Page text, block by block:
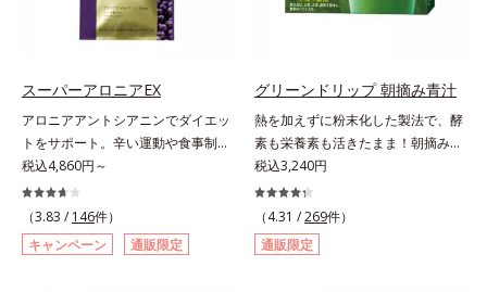
キ、あなたらしい表情をサポートす
る「ビタミンB群＆アミノ酸」、ス
クリアな1日のスタートに「ビタミ
ンA＆ルテイン」、紫外線を気にか
ける女性こそ不足しやすい栄養素を
チャージして、安定した美しさをサ
ポートする「カルシウム＆ビタミン
D」の全６種類。体の中からキレイ
の土台を整え、美しさの次の一歩を
引き出します。水なしでOK、持ち
な不快感やストレスは無し！ 時短
に早速、毎日2粒（目安）の新習慣
を始めましょう。* 紫外線などによ
り失われるビタミンCを中心とした
栄養成分の補給
スーパーアロニアEX
アロニアアントシアニンでダイエッ
トをサポート。辛い運動や食事制限
に立ち向かう、大人の“燃える気持
ち”を応援。年齢を重ねるほど、ダ
イエットが続かないと感じる方に。
チョークベリーとも呼ばれる東欧産
の健康果実アロニアの、アロニアア
税込4,860円～
（3.83 / 146件）
キャンペーン
通販限定
グリーンドリップ 朝摘み青汁
熱を加えずに粉末化した製法で、酵
素も栄養素も活きたまま！朝摘みの
すっきり飲みやすい青汁。朝摘んだ
ばかりの大麦若葉を熱をかけない製
法で、酵素や50種類以上の栄養素を
活きたまま粉末化した青汁です。酵
素が活きているので、加熱したもの
税込3,240円
（4.31 /269件）
通販限定